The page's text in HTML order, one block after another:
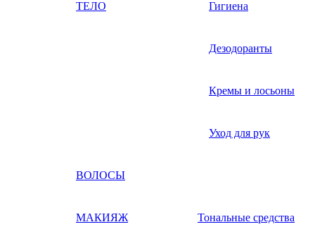
ТЕЛО Гигиена
Дезодоранты
Кремы и лосьоны
Уход для рук
ВОЛОСЫ
МАКИЯЖ Тональные средства